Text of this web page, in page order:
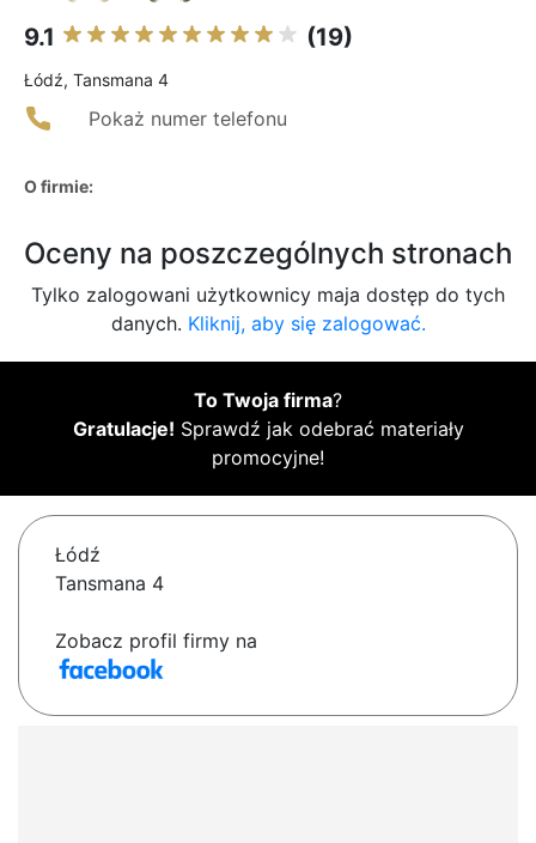
9.1 (19)
Łódź, Tansmana 4
Pokaż numer telefonu
O firmie:
Oceny na poszczególnych stronach
Tylko zalogowani użytkownicy maja dostęp do tych
danych. Kliknij, aby się zalogować.
To Twoja firma?
Gratulacje! Sprawdź jak odebrać materiały
promocyjne!
Łódź
Tansmana 4
Zobacz profil firmy na